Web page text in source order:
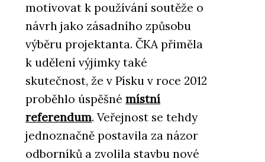
motivovat k používání soutěže o
návrh jako zásadního způsobu
výběru projektanta. ČKA přiměla
k udělení výjimky také
skutečnost, že v Písku v roce 2012
proběhlo úspěšné místní
referendum. Veřejnost se tehdy
jednoznačně postavila za názor
odborníků a zvolila stavbu nové